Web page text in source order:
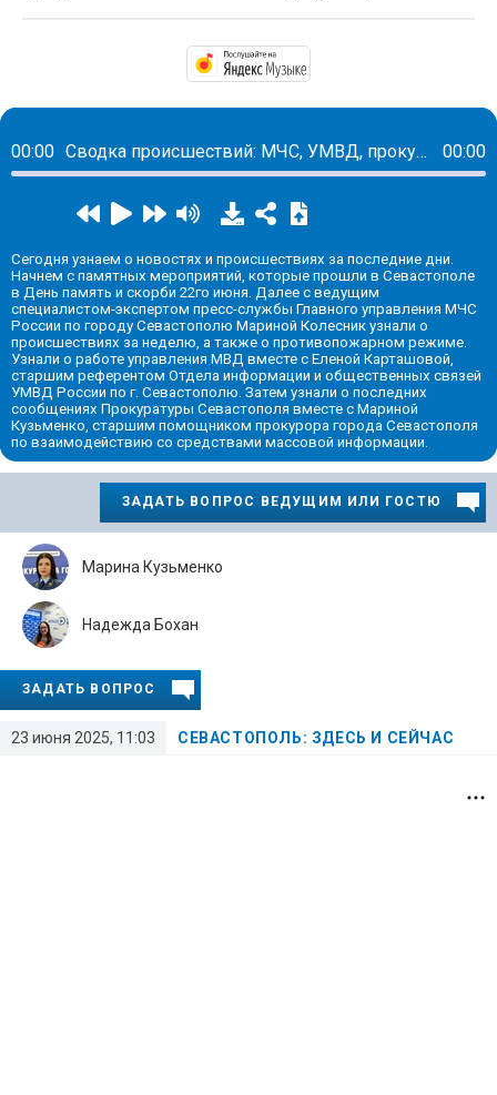
00:00 Сводка происшествий: МЧС, УМВД, прокуратура, ЦУР. 00:00
Сегодня узнаем о новостях и происшествиях за последние дни.
Начнем с памятных мероприятий, которые прошли в Севастополе
в День память и скорби 22го июня. Далее с ведущим
специалистом-экспертом пресс-службы Главного управления МЧС
России по городу Севастополю Мариной Колесник узнали о
происшествиях за неделю, а также о противопожарном режиме.
Узнали о работе управления МВД вместе с Еленой Карташовой,
старшим референтом Отдела информации и общественных связей
УМВД России по г. Севастополю. Затем узнали о последних
сообщениях Прокуратуры Севастополя вместе с Мариной
Кузьменко, старшим помощником прокурора города Севастополя
по взаимодействию со средствами массовой информации.
ЗАДАТЬ ВОПРОС ВЕДУЩИМ ИЛИ ГОСТЮ
23 июня 2025, 11:03 СЕВАСТОПОЛЬ: ЗДЕСЬ И СЕЙЧАС
Марина Кузьменко
Надежда Бохан
ЗАДАТЬ ВОПРОС